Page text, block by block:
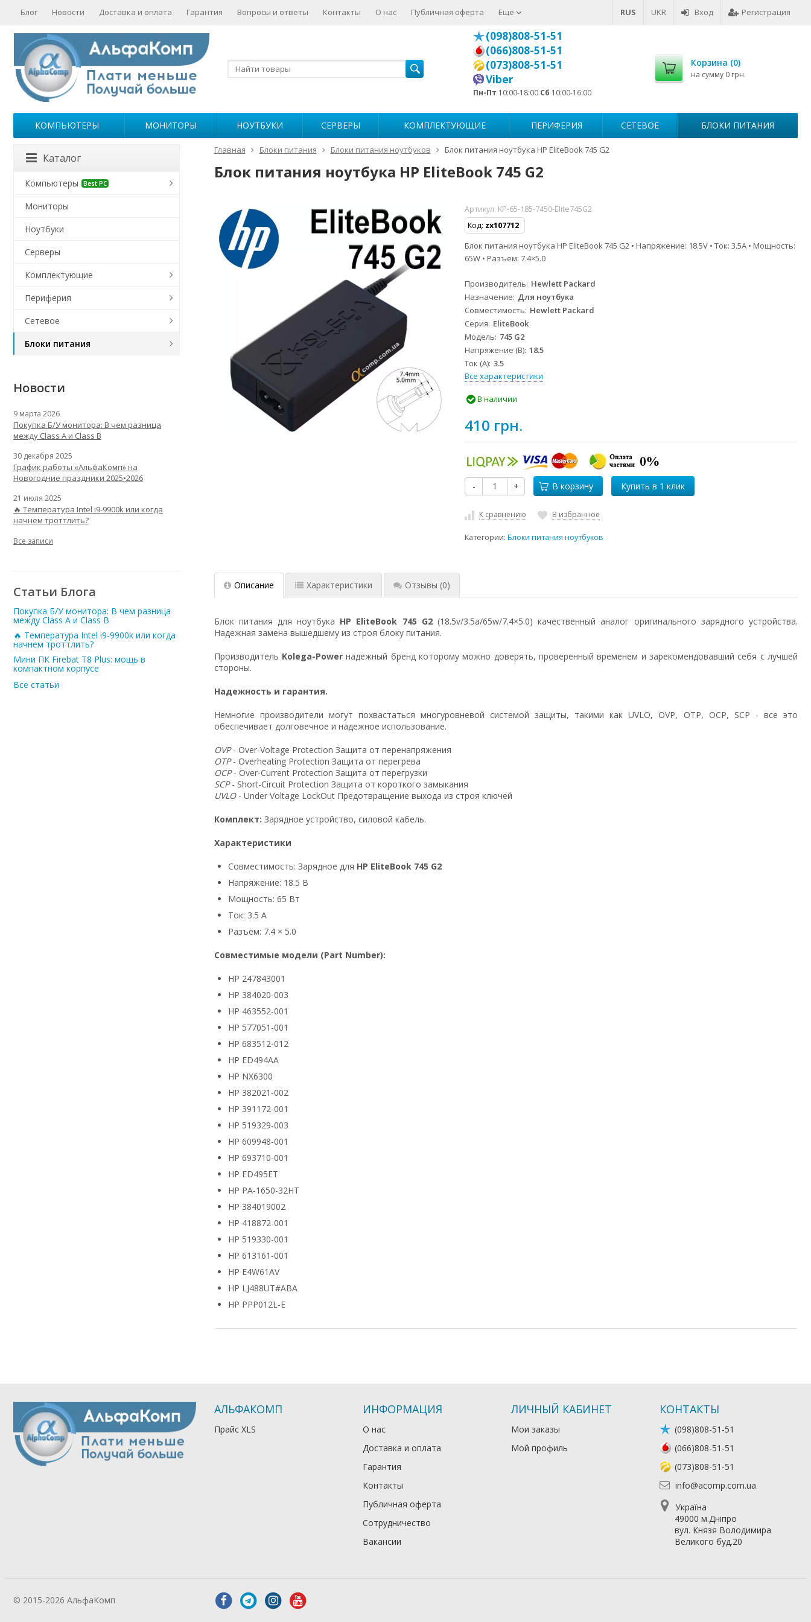
RUS UKR Вход Регистрация
Блог Новости Доставка и оплата Гарантия Вопросы и ответы Контакты О нас Публичная оферта Ещё
(098)808-51-51
(066)808-51-51
(073)808-51-51
Viber
Пн-Пт 10:00-18:00 Сб 10:00-16:00
Корзина (0)
на сумму 0 грн.
КОМПЬЮТЕРЫ МОНИТОРЫ НОУТБУКИ СЕРВЕРЫ КОМПЛЕКТУЮЩИЕ ПЕРИФЕРИЯ СЕТЕВОЕ БЛОКИ ПИТАНИЯ
Главная Блоки питания Блоки питания ноутбуков Блок питания ноутбука HP EliteBook 745 G2
Блок питания ноутбука HP EliteBook 745 G2
Артикул: KP-65-185-7450-Elite745G2
Код: zx107712
Блок питания ноутбука HP EliteBook 745 G2 • Напряжение: 18.5V • Ток: 3.5A • Мощность:
65W • Разъем: 7.4×5.0
Производитель Hewlett Packard
Назначение Для ноутбука
Совместимость Hewlett Packard
Серия EliteBook
Модель 745 G2
Напряжение (В) 18.5
Ток (А) 3.5
Все характеристики
В наличии
410 грн.
- + В корзину
К сравнению В избранное
Категории:Блоки питания ноутбуков
Описание Характеристики Отзывы (0)
Блок питания для ноутбука HP EliteBook 745 G2(18.5v/3.5a/65w/7.4×5.0) качественный аналог оригинального зарядного устройства.
Надежная замена вышедшему из строя блоку питания.
Производитель Kolega-Powerнадежный бренд которому можно доверять, проверенный временем и зарекомендовавший себя с лучшей
стороны.
Надежность и гарантия.
Немногие производители могут похвастаться многуровневой системой защиты, такими как UVLO, OVP, OTP, OCP, SCP - все это
обеспечивает долговечное и надежное использование.
OVP- Over-Voltage Protection Защита от перенапряжения
OTP- Overheating Protection Защита от перегрева
OCP- Over-Current Protection Защита от перегрузки
SCP- Short-Circuit Protection Защита от короткого замыкания
UVLO- Under Voltage LockOut Предотвращение выхода из строя ключей
Комплект: Зарядное устройство, силовой кабель.
Характеристики
Совместимость: Зарядное для HP EliteBook 745 G2
Напряжение: 18.5 В
Мощность: 65 Вт
Ток: 3.5 А
Разъем: 7.4 × 5.0
Совместимые модели (Part Number):
HP 247843001
HP 384020-003
HP 463552-001
HP 577051-001
HP 683512-012
HP ED494AA
HP NX6300
HP 382021-002
HP 391172-001
HP 519329-003
HP 609948-001
HP 693710-001
HP ED495ET
HP PA-1650-32HT
HP 384019002
HP 418872-001
HP 519330-001
HP 613161-001
HP E4W61AV
HP LJ488UT#ABA
HP PPP012L-E
Каталог
Компьютеры Best PC
Мониторы
Ноутбуки
Серверы
Комплектующие
Периферия
Сетевое
Блоки питания
Новости
9 марта 2026
Покупка Б/У монитора: В чем разница
между Class A и Class B
30 декабря 2025
График работы «АльфаКомп» на
Новогодние праздники 2025•2026
21 июля 2025
🔥 Температура Intel i9-9900k или когда
начнем троттлить?
Все записи
Статьи Блога
Покупка Б/У монитора: В чем разница
между Class A и Class B
🔥 Температура Intel i9-9900k или когда
начнем троттлить?
Мини ПК Firebat T8 Plus: мощь в
компактном корпусе
Все статьи
АЛЬФАКОМП
Прайс XLS
ИНФОРМАЦИЯ
О нас
Доставка и оплата
Гарантия
Контакты
Публичная оферта
Сотрудничество
Вакансии
ЛИЧНЫЙ КАБИНЕТ
Мои заказы
Мой профиль
КОНТАКТЫ
(098)808-51-51
(066)808-51-51
(073)808-51-51
info@acomp.com.ua
Україна
49000 м.Дніпро
вул. Князя Володимира
Великого буд.20
© 2015-2026 АльфаКомп